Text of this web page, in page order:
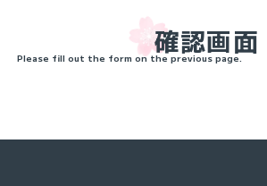
確認画面
Please fill out the form on the previous page.